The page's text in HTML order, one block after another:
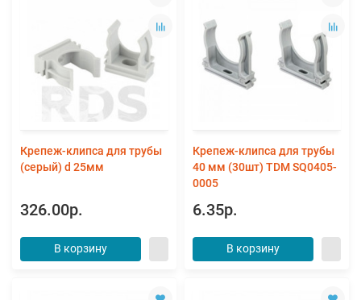
Крепеж-клипса для трубы
(серый) d 25мм
326.00р.
В корзину
Крепеж-клипса для трубы
40 мм (30шт) TDM SQ0405-
0005
6.35р.
В корзину